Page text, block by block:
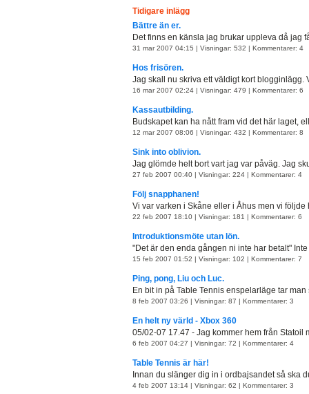
Tidigare inlägg
Bättre än er.
Det finns en känsla jag brukar uppleva då jag
31 mar 2007 04:15 | Visningar: 532 | Kommentarer: 4
Hos frisören.
Jag skall nu skriva ett väldigt kort blogginlägg.
16 mar 2007 02:24 | Visningar: 479 | Kommentarer: 6
Kassautbilding.
Budskapet kan ha nått fram vid det här laget,
12 mar 2007 08:06 | Visningar: 432 | Kommentarer: 8
Sink into oblivion.
Jag glömde helt bort vart jag var påväg. Jag
27 feb 2007 00:40 | Visningar: 224 | Kommentarer: 4
Följ snapphanen!
Vi var varken i Skåne eller i Åhus men vi följde
22 feb 2007 18:10 | Visningar: 181 | Kommentarer: 6
Introduktionsmöte utan lön.
"Det är den enda gången ni inte har betalt" Inte
15 feb 2007 01:52 | Visningar: 102 | Kommentarer: 7
Ping, pong, Liu och Luc.
En bit in på Table Tennis enspelarläge tar man
8 feb 2007 03:26 | Visningar: 87 | Kommentarer: 3
En helt ny värld - Xbox 360
05/02-07 17.47 - Jag kommer hem från Statoil
6 feb 2007 04:27 | Visningar: 72 | Kommentarer: 4
Table Tennis är här!
Innan du slänger dig in i ordbajsandet så ska
4 feb 2007 13:14 | Visningar: 62 | Kommentarer: 3